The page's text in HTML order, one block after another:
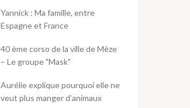
Yannick : Ma famille, entre
Espagne et France
40 ème corso de la ville de Mèze
– Le groupe "Mask"
Aurélie explique pourquoi elle ne
veut plus manger d’animaux